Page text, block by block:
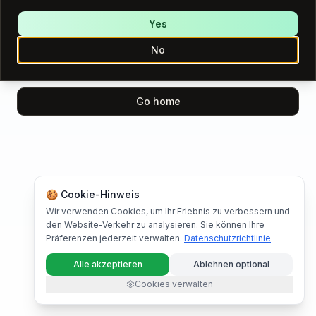
Please try again.
Try again
Go home
🍪 Cookie-Hinweis
Wir verwenden Cookies, um Ihr Erlebnis zu verbessern und
den Website-Verkehr zu analysieren. Sie können Ihre
Präferenzen jederzeit verwalten. Datenschutzrichtlinie
Alle akzeptieren
Ablehnen optional
Cookies verwalten
No
Yes